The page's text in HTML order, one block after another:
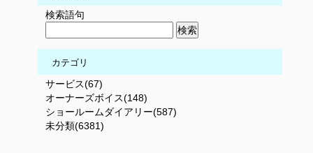
検索語句
カテゴリ
サービス(67)
オーナーズボイス(148)
ショールームダイアリー(587)
未分類(6381)